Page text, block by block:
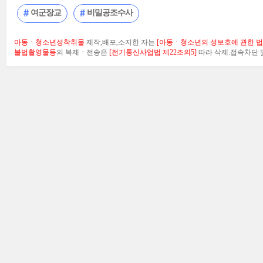
여군장교 비밀공조수사
아동ㆍ청소년성착취물 제작,배포,소지한 자는 [아동ㆍ청소년의 성보호에 관한
불법촬영물등의 복제ㆍ전송은 [전기통신사업법 제22조의5] 따라 삭제.접속차단